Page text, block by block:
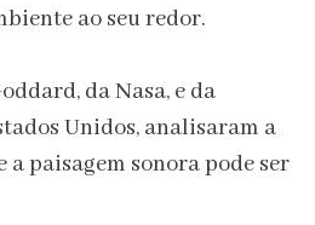
ao seu redor.
da Nasa, e da
Unidos, analisaram a
paisagem sonora pode ser